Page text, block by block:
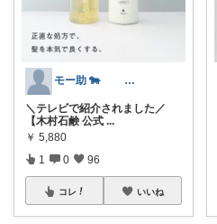
モー助 🐄 経由購入感謝です🐳
＼テレビで紹介されました／
【木村石鹸 公式 ...
￥ 5,880
1 0 96
コレ いいね